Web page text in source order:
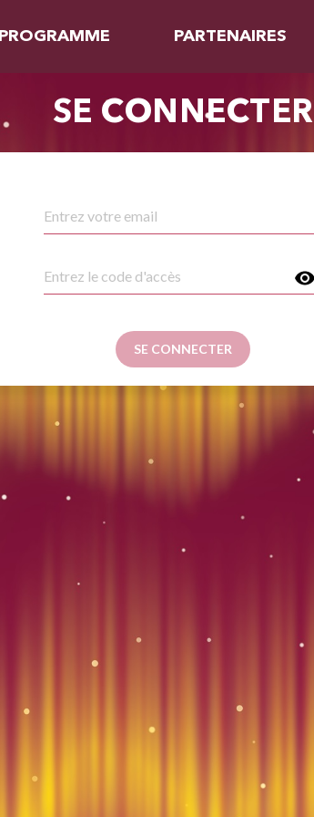
PROGRAMME PARTENAIRES
SE CONNECTER
SE CONNECTER